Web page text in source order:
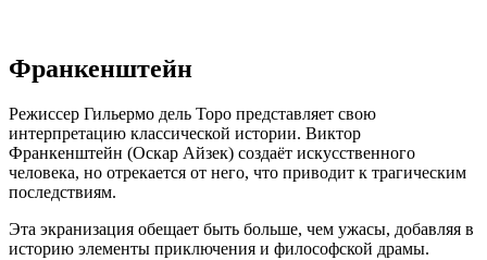
Франкенштейн
Режиссер Гильермо дель Торо представляет свою
интерпретацию классической истории. Виктор
Франкенштейн (Оскар Айзек) создаёт искусственного
человека, но отрекается от него, что приводит к трагическим
последствиям.
Эта экранизация обещает быть больше, чем ужасы, добавляя в
историю элементы приключения и философской драмы.